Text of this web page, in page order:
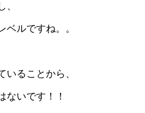
、
ベルですね。。
いることから、
ないです！！